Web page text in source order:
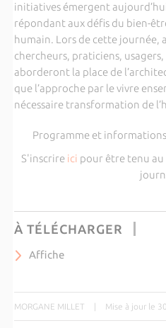
initiatives émergent
répondant aux défis du bien-
humain. Lors de cette journée,
chercheurs, praticiens,
aborderont la place de
que l’approche par le vivre
nécessaire transformation de
Programme et
S'inscrire ici pour être tenu au
À TÉLÉCHARGER
Affiche
MORGANE MILLET | Mise à jour le